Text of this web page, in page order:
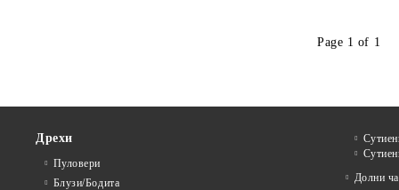
Page 1 of 1
Дрехи
Пуловери
Блузи/Бодита
Долни